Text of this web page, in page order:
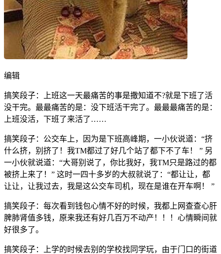
编辑
搞笑段子：上班这一天最痛苦的事是撒知道不?就是下班了活
没干完。最最痛苦的是：没下班活干完了。最最最痛苦的是：
上班没活，下班了来活了……
搞笑段子：公交车上，因为是下班高峰期，一小伙说道：“挤
什么挤，别挤了！我TM都过了好几个站了都下不了车！ ” 另
一小伙就说道：“大哥别说了，你比我好，我TM只是路过的都
被挤上来了！” 这时一四十多岁的大叔就说了：“都让让，都
让让，让我过去，我是这公交车司机，现在是谁在开车啊！ ”
搞笑段子：每次看到钱包心情不好的时候，我都上网查查心肝
脾肺肾值多钱，原来我还有好几百万不动产！！！心情瞬间就
好很多了。
搞笑段子：上学的时候去别的学校找同学玩，由于门口的街道